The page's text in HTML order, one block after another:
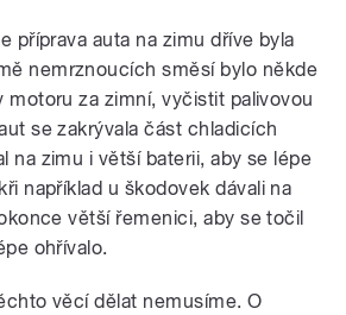
příprava auta na zimu dříve byla
nemrznoucích směsí bylo někde
motoru za zimní, vyčistit palivovou
se zakrývala část chladicích
na zimu i větší baterii, aby se lépe
například u škodovek dávali na
větší řemenici, aby se točil
ohřívalo.
věcí dělat nemusíme. O